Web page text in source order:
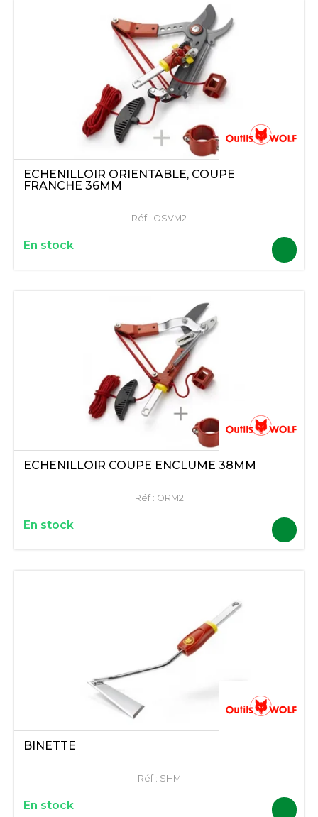
ECHENILLOIR ORIENTABLE, COUPE
FRANCHE 36MM
Réf : OSVM2
En stock
ECHENILLOIR COUPE ENCLUME 38MM
Réf : ORM2
En stock
BINETTE
Réf : SHM
En stock